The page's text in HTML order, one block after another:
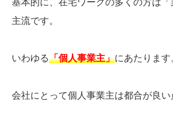
基本的に、在宅ワークの多くの方は
主流です。
いわゆる「個人事業主」にあたります
会社にとって個人事業主は都合が良い